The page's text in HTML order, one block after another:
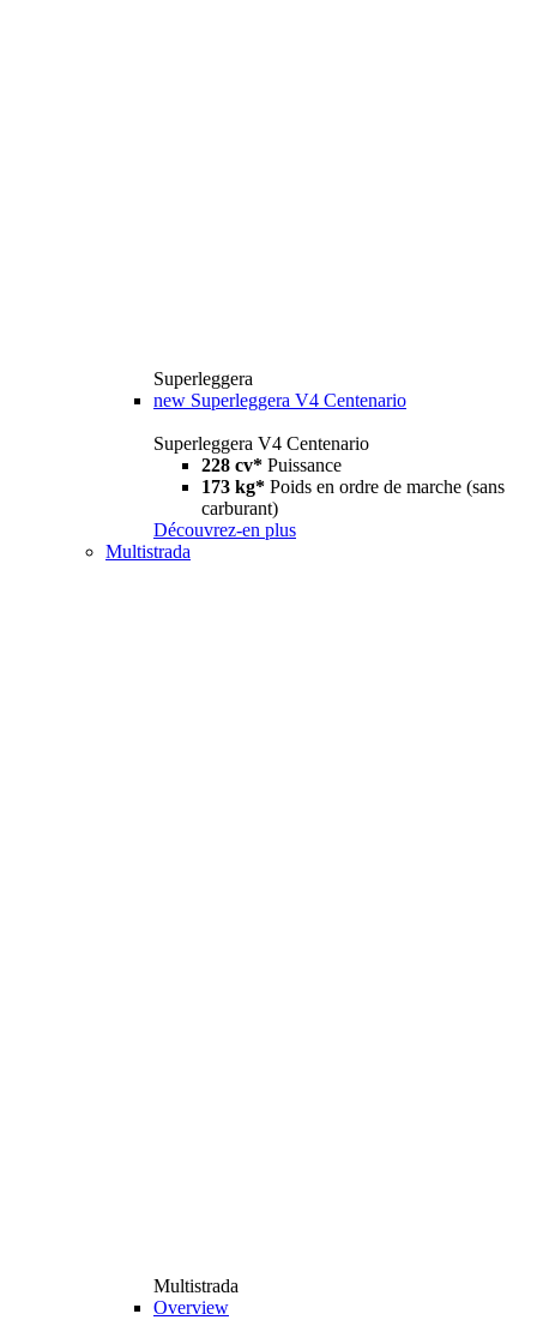
Superleggera
new Superleggera V4 Centenario
Superleggera V4 Centenario
228 cv* Puissance
173 kg* Poids en ordre de marche (sans
carburant)
Découvrez-en plus
Multistrada
Multistrada
Overview